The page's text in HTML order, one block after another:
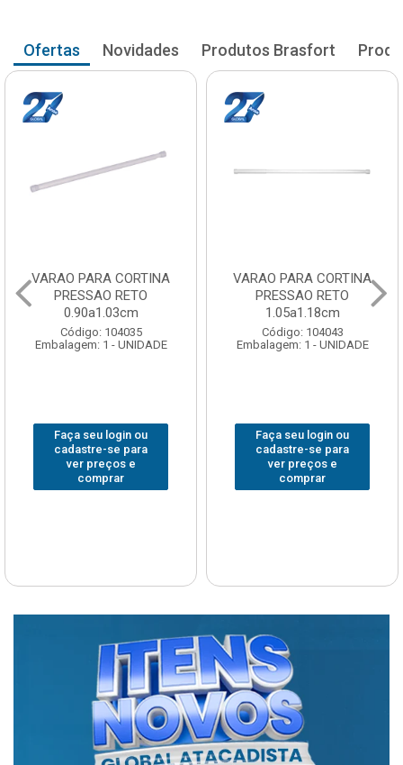
Ofertas Novidades Produtos Brasfort
VARAO PARA CORTINA
PRESSAO RETO
0.90a1.03cm
Código: 104035
Embalagem: 1 - UNIDADE
Faça seu login ou
cadastre-se para
ver preços e
comprar
VARAO PARA CORTINA
PRESSAO RETO
1.05a1.18cm
Código: 104043
Embalagem: 1 - UNIDADE
Faça seu login ou
cadastre-se para
ver preços e
comprar